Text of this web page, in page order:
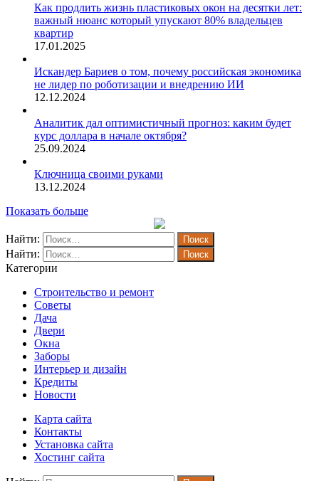
Как продлить жизнь пластиковых окон на десятки лет:
важный нюанс который упускают 80% владельцев
квартир
17.01.2025
Искандер Бариев о том, почему российская экономика
не лидер по роботизации и внедрению ИИ
12.12.2024
Аналитик дал оптимистичный прогноз: каким будет
курс доллара в начале октября?
25.09.2024
Ключница своими руками
13.12.2024
Показать больше
Найти:
Найти:
Категории
Строительство и ремонт
Советы
Дача
Двери
Окна
Заборы
Интерьер и дизайн
Кредиты
Новости
Карта сайта
Контакты
Установка сайта
Хостинг сайта